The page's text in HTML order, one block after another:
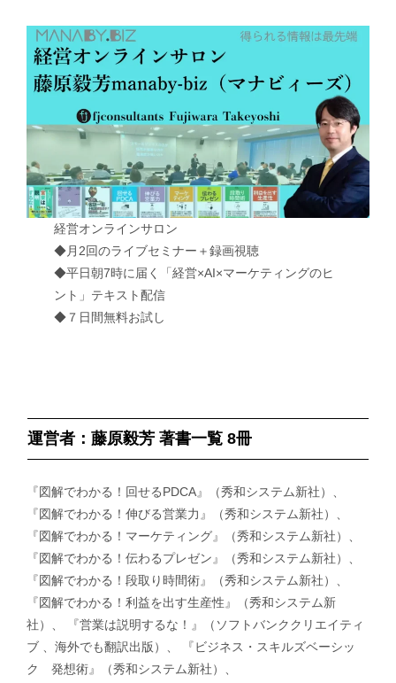
経営オンラインサロン
◆月2回のライブセミナー＋録画視聴
◆平日朝7時に届く「経営×AI×マーケティングのヒ
ント」テキスト配信
◆７日間無料お試し
運営者：藤原毅芳 著書一覧 8冊
『図解でわかる！回せるPDCA』（秀和システム新社）、
『図解でわかる！伸びる営業力』（秀和システム新社）、
『図解でわかる！マーケティング』（秀和システム新社）、
『図解でわかる！伝わるプレゼン』（秀和システム新社）、
『図解でわかる！段取り時間術』（秀和システム新社）、
『図解でわかる！利益を出す生産性』（秀和システム新
社）、 『営業は説明するな！』（ソフトバンククリエイティ
ブ 、海外でも翻訳出版）、 『ビジネス・スキルズベーシッ
ク 発想術』（秀和システム新社）、